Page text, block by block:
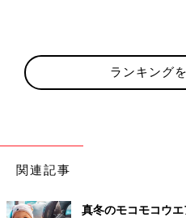
ランキング
関連記事
真冬のモコモコウ